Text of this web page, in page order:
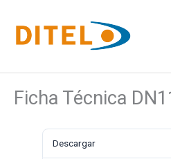
contenido
Ficha Técnica
Descargar